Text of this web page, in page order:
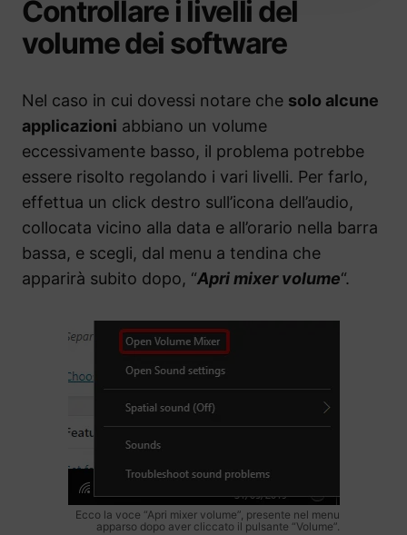
Controllare i livelli del
volume dei software
Nel caso in cui dovessi notare che solo alcune
applicazioni abbiano un volume
eccessivamente basso, il problema potrebbe
essere risolto regolando i vari livelli. Per farlo,
effettua un click destro sull’icona dell’audio,
collocata vicino alla data e all’orario nella barra
bassa, e scegli, dal menu a tendina che
apparirà subito dopo, “Apri mixer volume“.
Ecco la voce “Apri mixer volume”, presente nel menu
apparso dopo aver cliccato il pulsante “Volume”.